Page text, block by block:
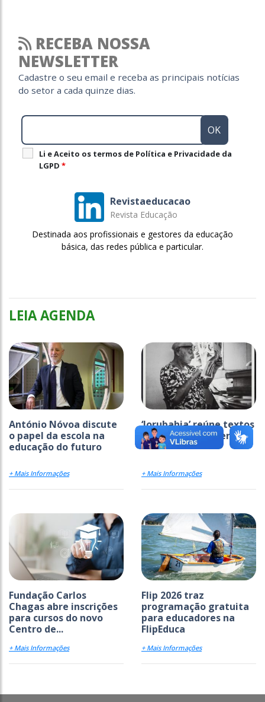
RECEBA NOSSA
NEWSLETTER
Cadastre o seu email e receba as principais notícias
do setor a cada quinze dias.
Li e Aceito os termos de Política e Privacidade da
LGPD *
Revistaeducacao
Revista Educação
Destinada aos profissionais e gestores da educação
básica, das redes pública e particular.
LEIA AGENDA
António Nóvoa discute
o papel da escola na
educação do futuro
+ Mais Informações
‘Iorubahia’ reúne textos
raros de Pierre Verger
+ Mais Informações
Fundação Carlos
Chagas abre inscrições
para cursos do novo
Centro de...
+ Mais Informações
Flip 2026 traz
programação gratuita
para educadores na
FlipEduca
+ Mais Informações